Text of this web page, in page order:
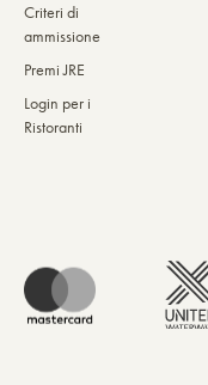
Criteri di
ammissione
Premi JRE
Login per i
Ristoranti